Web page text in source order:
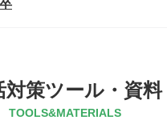
対策ツール・資料
TOOLS&MATERIALS